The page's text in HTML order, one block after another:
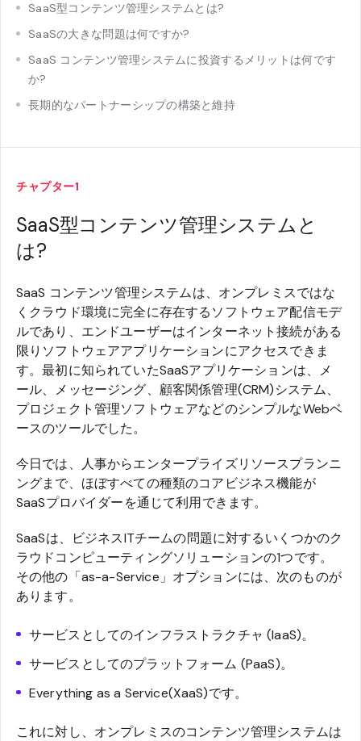
SaaS型コンテンツ管理システムとは?
SaaSの大きな問題は何ですか?
SaaS コンテンツ管理システムに投資するメリットは何です
か?
長期的なパートナーシップの構築と維持
チャプター1
SaaS型コンテンツ管理システムと
は?
SaaS コンテンツ管理システムは、オンプレミスではな
くクラウド環境に完全に存在するソフトウェア配信モデ
ルであり、エンドユーザーはインターネット接続がある
限りソフトウェアアプリケーションにアクセスできま
す。最初に知られていたSaaSアプリケーションは、メ
ール、メッセージング、顧客関係管理(CRM)システム、
プロジェクト管理ソフトウェアなどのシンプルなWebベ
ースのツールでした。
今日では、人事からエンタープライズリソースプランニ
ングまで、ほぼすべての種類のコアビジネス機能が
SaaSプロバイダーを通じて利用できます。
SaaSは、ビジネスITチームの問題に対するいくつかのク
ラウドコンピューティングソリューションの1つです。
その他の「as-a-Service」オプションには、次のものが
あります。
サービスとしてのインフラストラクチャ (IaaS)。
サービスとしてのプラットフォーム (PaaS)。
Everything as a Service(XaaS)です。
これに対し、オンプレミスのコンテンツ管理システムは